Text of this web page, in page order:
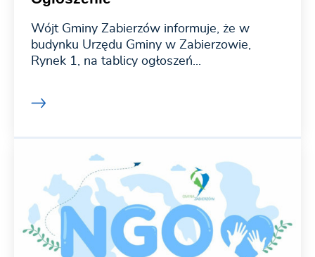
Wójt Gminy Zabierzów informuje, że w
budynku Urzędu Gminy w Zabierzowie,
Rynek 1, na tablicy ogłoszeń...